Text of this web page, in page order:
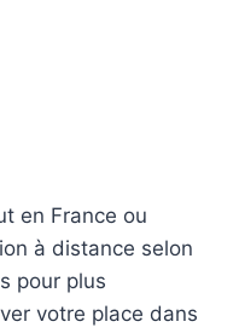
en France ou
à distance selon
pour plus
votre place dans